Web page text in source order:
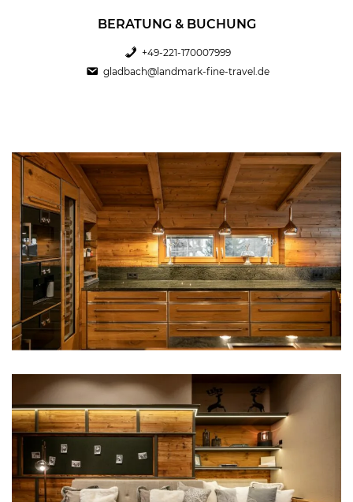
BERATUNG & BUCHUNG
+49-221-170007999
gladbach@landmark-fine-travel.de